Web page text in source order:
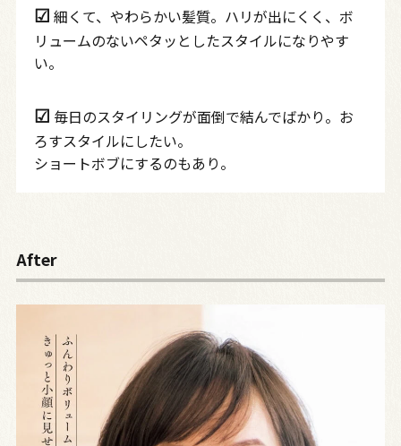
☑︎ 細くて、やわらかい髪質。ハリが出にくく、ボ
リュームのないペタッとしたスタイルになりやす
い。
☑︎ 毎日のスタイリングが面倒で結んでばかり。お
ろすスタイルにしたい。
ショートボブにするのもあり。
After